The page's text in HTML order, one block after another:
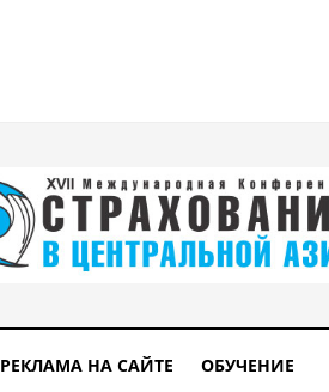
РЕКЛАМА НА САЙТЕ ОБУЧЕНИЕ